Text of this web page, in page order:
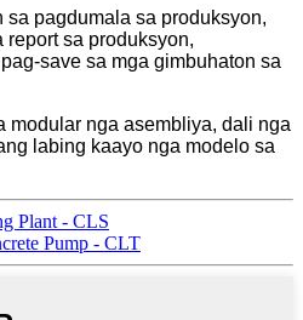
pagdumala sa produksyon,
report sa produksyon,
save sa mga gimbuhaton sa
modular nga asembliya, dali nga
labing kaayo nga modelo sa
Plant - CLS
Pump - CLT